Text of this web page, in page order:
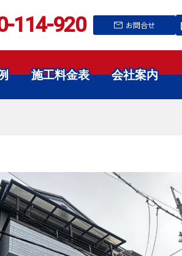
114-920 お問合せ
施工料金表 会社案内